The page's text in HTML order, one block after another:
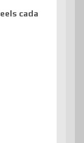
cada